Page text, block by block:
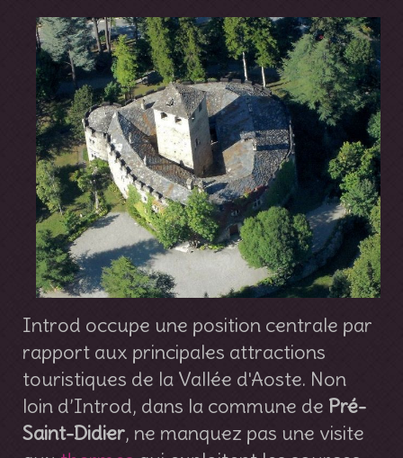
Introd occupe une position centrale par
rapport aux principales attractions
touristiques de la Vallée d'Aoste. Non
loin d’Introd, dans la commune de Pré-
Saint-Didier, ne manquez pas une visite